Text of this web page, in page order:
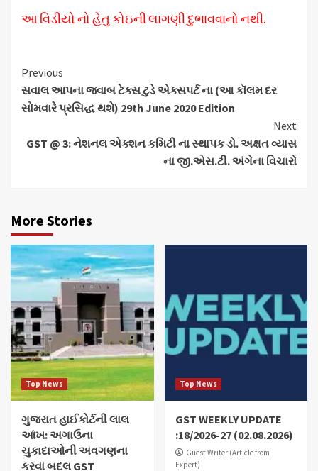
આ વિડીયો નો હેતુ કોઇની લાગણી દુભાવવાનો નથી.
Continue
Reading
Previous
સવાલ આપના જવાબ ટેક્સ ટુડે એક્સપર્ટ ના (આ કૉલમ દર
સોમવારે પ્રસિદ્ધ થશે) 29th June 2020 Edition
Next
GST @ 3: નેશનલ એક્શન કમિટી ના સ્થાપક ડો. અક્ષત વ્યાસ
ના જી.એસ.ટી. અંગેના વિચારો
More Stories
Top News
ગુજરાત હાઈકોર્ટની લાલ
આંખ: અગાઉના
ચુકાદાઓની અવગણના
કરવા બદલ GST
Top News
GST WEEKLY UPDATE
:18/2026-27 (02.08.2026)
Guest Writer (Article from
Expert)